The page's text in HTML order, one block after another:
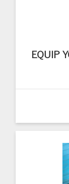
EQUIP